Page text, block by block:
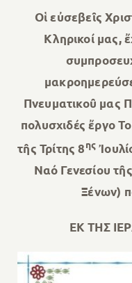
Οἱ εὐσεβεῖς
Κληρικοί μας,
Πνευματικοῦ μας
πολυσχιδές ἔργο
τῆς Τρίτης 8ης
Ναό Γενεσίου
Ξένων)
ΕΚ ΤΗΣ